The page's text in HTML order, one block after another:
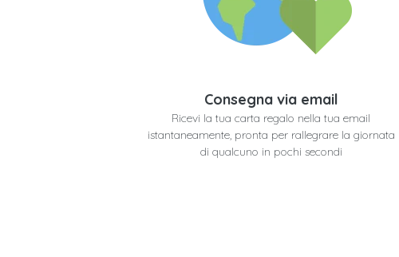
Consegna via email
Ricevi la tua carta regalo nella tua email
istantaneamente, pronta per rallegrare la giornata
di qualcuno in pochi secondi